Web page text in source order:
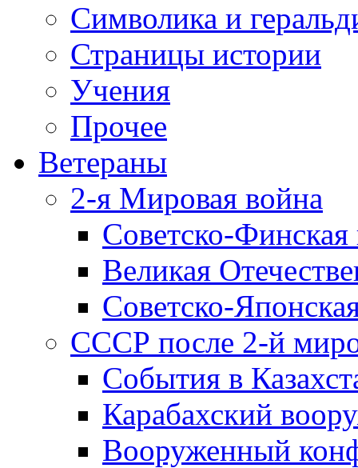
Символика и
Страницы истории
Учения
Прочее
Ветераны
2-я Мировая война
Советско-
Великая
Советско-
СССР после 2-й
События в
Карабахский
Вооруженный